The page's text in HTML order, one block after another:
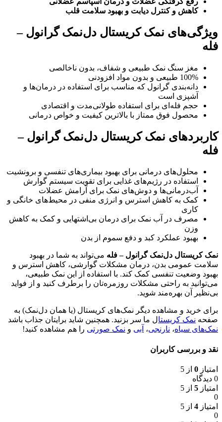
کاهش و کنترل دیابت و بهبود سلامت قلب
ویژگی‌های نمک کریستال دل‌نمک گرانول –
فله
مغز سنگ نمک طبیعی و شفاف، بدون ناخالصی
100% طبیعی و بدون مواد افزودنی
دانه‌بندی گرانول که مناسب برای استفاده در درمان‌ها و
آشپزی است
حجم فله‌ای برای استفاده طولانی‌مدت و اقتصادی
محصول فوق ممتاز با بالاترین کیفیت و خواص درمانی
کاربردهای نمک کریستال دل‌نمک گرانول –
فله
محلول‌های درمانی برای بهبود بیماری‌های تنفسی و برونشیت
استفاده در رژیم‌های غذایی برای تقویت سیستم گوارش
آب‌درمانی‌ها و دوش‌های نمک برای آرامش عضلات
کمک به کاهش استرس و انرژی منفی در محیط‌های خانگی و
کاری
مصرف در آب نمک برای درمان بی‌اشتهایی و کمک به کاهش
وزن
بهبود عملکرد کبد و دفع سموم از بدن
نمک کریستال دل‌نمک گرانول – فله می‌تواند به شما در بهبود
سلامت عمومی بدن، درمان مشکلات گوارشی، کاهش استرس و
بهبود وضعیت تنفسی کمک کند. با استفاده از این نمک طبیعی،
می‌توانید به راحتی مشکلات روزمره‌تان را برطرف کنید و از فواید
بی‌نظیر آن بهره‌مند شوید.
برای خرید و مشاهده دیگر نمک‌های کریستال (یا همان دل‌نمک) به
صفحه نمک کریستال ما سر بزنید. همچنین شاید برایتان جذاب باشد
نمک‌های سیاه،‌ نارنجی، آبی و نمک‌ صورتی را هم مشاهده کنید!
نقد و بررسی کاربران
امتیاز 0 از 5
0 دیدگاه
امتیاز 5 از 5
0
امتیاز 4 از 5
0